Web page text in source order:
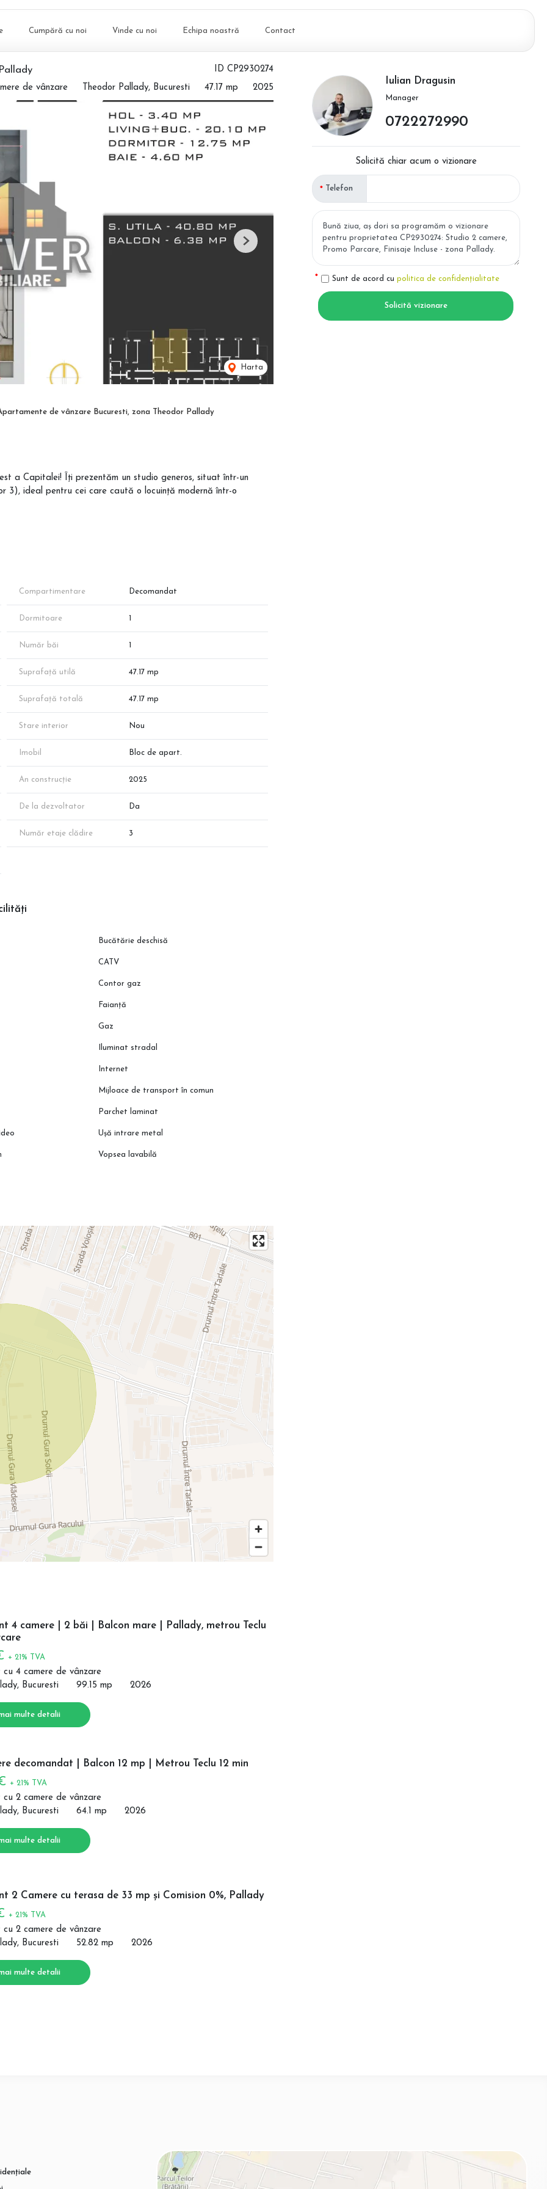
Cumpără cu noi Vinde cu noi Echipa noastră Contact
ID CP2930274
de vânzare Theodor Pallady, Bucuresti 47.17 mp 2025
Harta
Next
de vânzare Bucuresti, zona Theodor Pallady
a Capitalei! Îți prezentăm un studio generos, situat într-un
3), ideal pentru cei care caută o locuință modernă într-o
ferestre generoase pentru luminozitate sporită și finisaje
pentru a descoperi întreaga ofertă de peste 1000 de
va reieși în urma măsurătorilor cadastrale.
Compartimentare Decomandat
Dormitoare
Număr băi
Suprafață utilă 47.17 mp
Suprafață totală 47.17 mp
Stare interior Nou
Imobil Bloc de apart.
An construcție 2025
De la dezvoltator Da
Număr etaje clădire 3
Bucătărie deschisă
CATV
Contor gaz
Faianță
Gaz
Iluminat stradal
Internet
Mijloace de transport în comun
Parchet laminat
Ușă intrare metal
Vopsea lavabilă
Iulian Dragusin
Manager
0722272990
Solicită chiar acum o vizionare
Telefon
Sunt de acord cu politica de confidențialitate
Solicită vizionare
4 camere | 2 băi | Balcon mare | Pallady, metrou Teclu
+ 21% TVA
4 camere de vânzare
Bucuresti
99.15 mp 2026
multe detalii
decomandat | Balcon 12 mp | Metrou Teclu 12 min
+ 21% TVA
2 camere de vânzare
Bucuresti
64.1 mp 2026
multe detalii
2 Camere cu terasa de 33 mp și Comision 0%, Pallady
+ 21% TVA
2 camere de vânzare
Bucuresti
52.82 mp 2026
multe detalii